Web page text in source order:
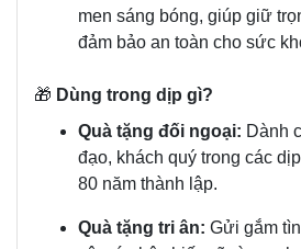
men sáng bóng, giúp giữ
đảm bảo an toàn cho sức
🎁 Dùng trong dịp gì?
Quà tặng đối ngoại: Dành
đạo, khách quý trong các
80 năm thành lập.
Quà tặng tri ân: Gửi gắm